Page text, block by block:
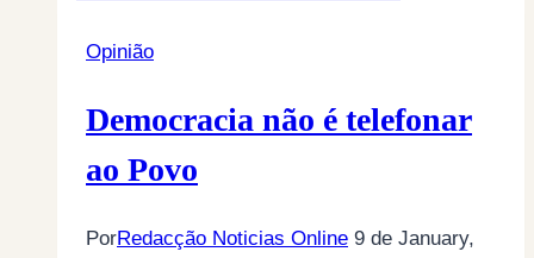
Opinião
Democracia não é telefonar
ao Povo
PorRedacção Noticias Online 9 de January,